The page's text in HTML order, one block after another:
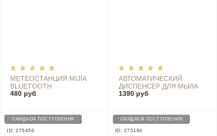
МЕТЕОСТАНЦИЯ MIJIA
BLUETOOTH
HYGROTHERMOGRAPH 2 -
480 руб
АВТОМАТИЧЕСКИЙ
ДИСПЕНСЕР ДЛЯ МЫЛА
ZHIYA SOAP DISPENSER -
1390 руб
ОЖИДАЕМ ПОСТУПЛЕНИЯ
ID: 275450
ОЖИДАЕМ ПОСТУПЛЕНИЯ
ID: 275160